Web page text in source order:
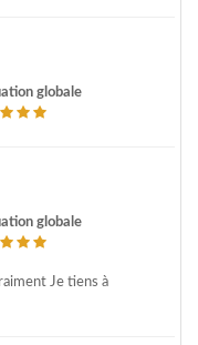
globale
globale
Je tiens à